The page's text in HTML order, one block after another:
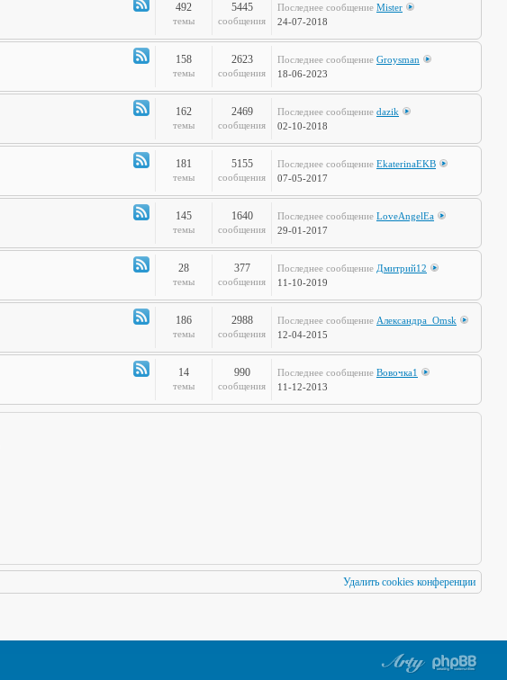
Канал
-
Жизнь
492
темы
5445
сообщения
Последнее сообщение Mister
24-07-2018
Канал
-
158
темы
2623
сообщения
Последнее сообщение Groysman
18-06-2023
Канал
-
162
темы
2469
сообщения
Последнее сообщение dazik
02-10-2018
Канал
-
Time2Burn
181
темы
5155
сообщения
Последнее сообщение EkaterinaEKB
07-05-2017
Канал
-
Галопом
145
темы
1640
сообщения
Последнее сообщение LoveAngelEa
29-01-2017
Канал
-
Стальная
28
темы
377
сообщения
Последнее сообщение Дмитрий12
11-10-2019
Канал
-
186
темы
2988
сообщения
Последнее сообщение Александра_Omsk
12-04-2015
Канал
-
14
темы
990
сообщения
Последнее сообщение Вовочка1
11-12-2013
Удалить cookies конференции